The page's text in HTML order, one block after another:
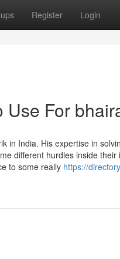
Register Login
Use For
in India. His expertise in
different hurdles inside
to some really https://